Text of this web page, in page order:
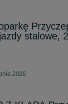
stalowe,
2026